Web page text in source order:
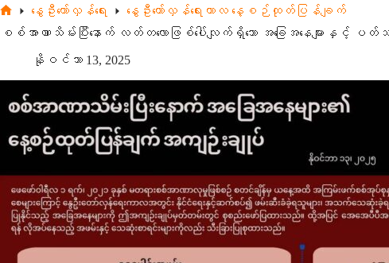
Home
နွေဦးတော်လှန်ရေး
နွေဦးတော်လှန်ရေးကာလ နေ့စဉ်ထုတ်ပြန်ချက်
စစ်အာဏာသိမ်းပြီးနောက် လတ်တလောဖြစ်ပေါ်လျက်ရှိသော အခြေအနေများ
နိုဝင်ဘာ 13, 2025